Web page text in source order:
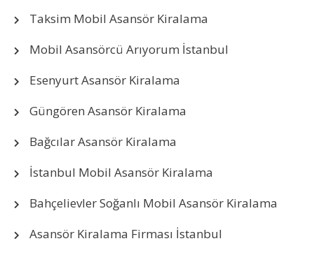
Taksim Mobil Asansör Kiralama
Mobil Asansörcü Arıyorum İstanbul
Esenyurt Asansör Kiralama
Güngören Asansör Kiralama
Bağcılar Asansör Kiralama
İstanbul Mobil Asansör Kiralama
Bahçelievler Soğanlı Mobil Asansör Kiralama
Asansör Kiralama Firması İstanbul